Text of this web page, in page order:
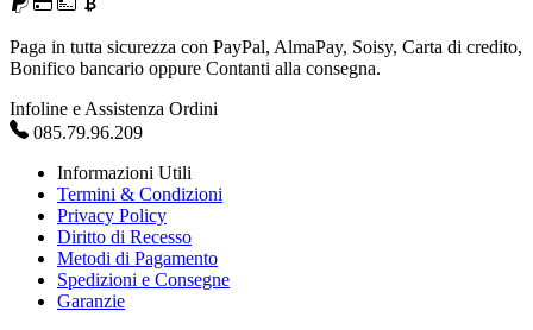
Paga in tutta sicurezza con PayPal, AlmaPay, Soisy, Carta di credito,
Bonifico bancario oppure Contanti alla consegna.
Infoline e Assistenza Ordini
085.79.96.209
Informazioni Utili
Termini & Condizioni
Privacy Policy
Diritto di Recesso
Metodi di Pagamento
Spedizioni e Consegne
Garanzie